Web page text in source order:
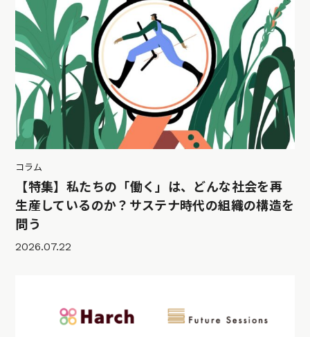
コラム
【特集】私たちの「働く」は、どんな社会を再
生産しているのか？サステナ時代の組織の構造を
問う
2026.07.22